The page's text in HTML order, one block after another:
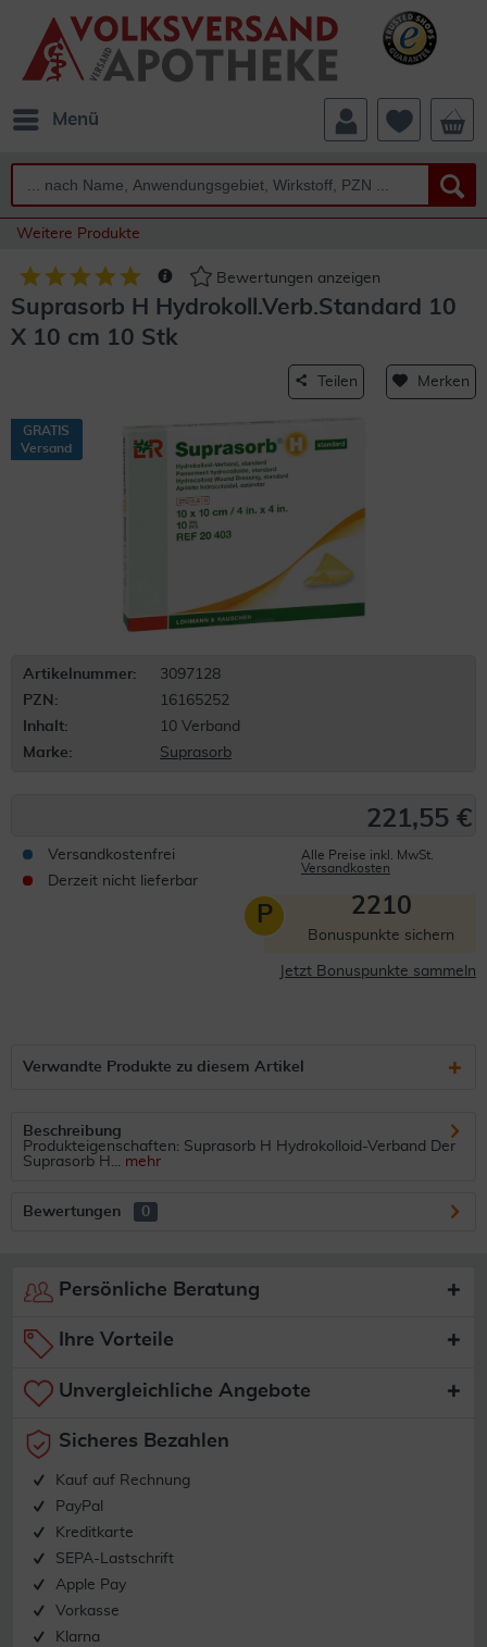
Menü
Weitere Produkte
Bewertungen anzeigen
Suprasorb H Hydrokoll.Verb.Standard 10
X 10 cm 10 Stk
Teilen Merken
GRATIS
Versand
Artikelnummer:
3097128
PZN:
16165252
Inhalt:
10 Verband
Marke:
Suprasorb
221,55 €
Versandkostenfrei
Derzeit nicht lieferbar
Alle Preise inkl. MwSt.
Versandkosten
P 2210
Bonuspunkte sichern
Jetzt Bonuspunkte sammeln
Verwandte Produkte zu diesem Artikel
Beschreibung
Produkteigenschaften: Suprasorb H Hydrokolloid-Verband Der
Suprasorb H... mehr
Bewertungen 0
Persönliche Beratung
Ihre Vorteile
Unvergleichliche Angebote
Sicheres Bezahlen
Kauf auf Rechnung
PayPal
Kreditkarte
SEPA-Lastschrift
Apple Pay
Vorkasse
Klarna